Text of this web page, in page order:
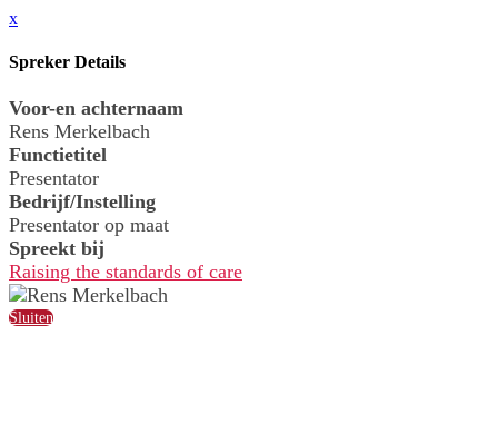
x
Spreker Details
Voor-en achternaam
Rens Merkelbach
Functietitel
Presentator
Bedrijf/Instelling
Presentator op maat
Spreekt bij
Raising the standards of care
Sluiten